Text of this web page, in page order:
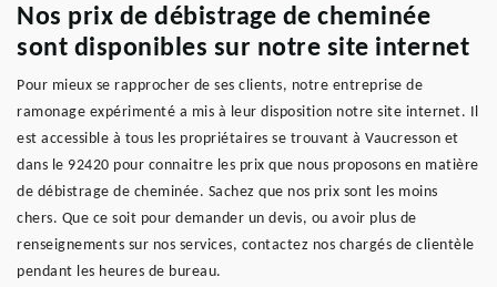
Nos prix de débistrage de cheminée
sont disponibles sur notre site internet
Pour mieux se rapprocher de ses clients, notre entreprise de
ramonage expérimenté a mis à leur disposition notre site internet. Il
est accessible à tous les propriétaires se trouvant à Vaucresson et
dans le 92420 pour connaitre les prix que nous proposons en matière
de débistrage de cheminée. Sachez que nos prix sont les moins
chers. Que ce soit pour demander un devis, ou avoir plus de
renseignements sur nos services, contactez nos chargés de clientèle
pendant les heures de bureau.